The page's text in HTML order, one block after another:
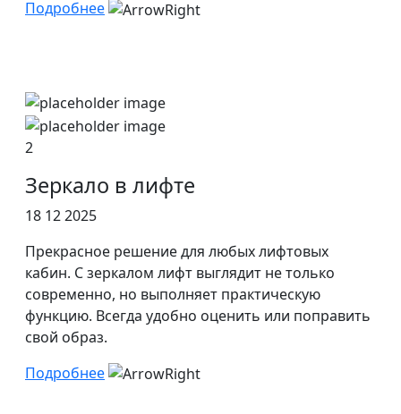
Подробнее
2
Зеркало в лифте
18 12 2025
Прекрасное решение для любых лифтовых
кабин. С зеркалом лифт выглядит не только
современно, но выполняет практическую
функцию. Всегда удобно оценить или поправить
свой образ.
Подробнее